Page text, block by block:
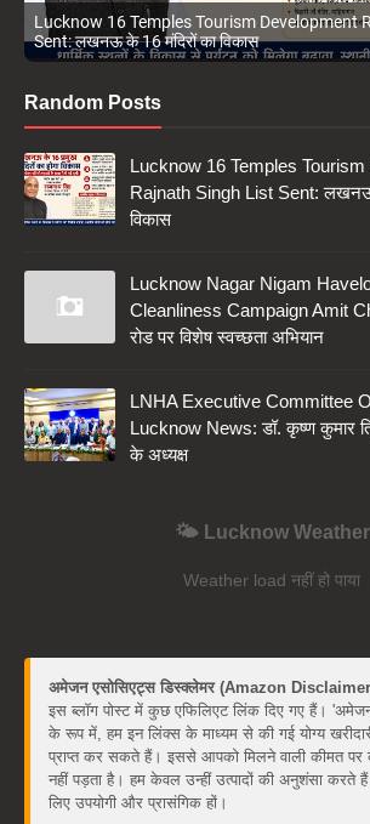
Lucknow 16 Temples Tourism Development
Sent: लखनऊ के 16 मंदिरों का विकास
Random Posts
Lucknow 16 Temples
Rajnath Singh List Sent: लखनऊ
विकास
Lucknow Nagar Nigam
Cleanliness Campaign Amit
रोड पर विशेष स्वच्छता अभियान
LNHA Executive Committee
Lucknow News: डॉ. कृष्ण कुमार
के अध्यक्ष
🌤️ Lucknow Weather
Weather load नहीं हो पाया
अमेजन एसोसिएट्स डिस्क्लेमर (Amazon
इस ब्लॉग पोस्ट में कुछ एफिलिएट लिंक दिए गए हैं।
के रूप में, हम इन लिंक्स के माध्यम से की गई योग्य
प्राप्त कर सकते हैं। इससे आपको मिलने वाली कीमत पर
नहीं पड़ता है। हम केवल उन्हीं उत्पादों की अनुशंसा करते
लिए उपयोगी और प्रासंगिक हों।